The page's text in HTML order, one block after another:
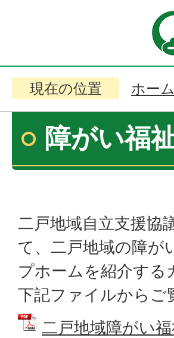
現在の位置 ホーム
障がい福
二戸地域自立支援協
て、二戸地域の障が
プホームを紹介す
下記ファイルからご
二戸地域障がい